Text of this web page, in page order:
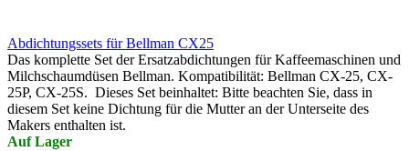
Abdichtungssets für Bellman CX25
Das komplette Set der Ersatzabdichtungen für Kaffeemaschinen und
Milchschaumdüsen Bellman. Kompatibilität: Bellman CX-25, CX-
25P, CX-25S. Dieses Set beinhaltet: Bitte beachten Sie, dass in
diesem Set keine Dichtung für die Mutter an der Unterseite des
Makers enthalten ist.
Auf Lager